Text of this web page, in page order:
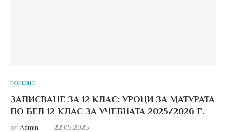
ПОЛЕЗНО
ЗАПИСВАНЕ ЗА 12 КЛАС: УРОЦИ ЗА МАТУРАТА
ПО БЕЛ 12 КЛАС ЗА УЧЕБНАТА 2025/2026 Г.
от Admin 22.05.2025